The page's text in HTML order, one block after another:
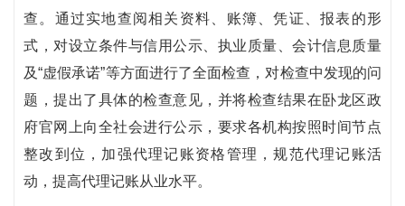
查。通过实地查阅相关资料、账簿、凭证、报表的形
式，对设立条件与信用公示、执业质量、会计信息质量
及“虚假承诺”等方面进行了全面检查，对检查中发现的问
题，提出了具体的检查意见，并将检查结果在卧龙区政
府官网上向全社会进行公示，要求各机构按照时间节点
整改到位，加强代理记账资格管理，规范代理记账活
动，提高代理记账从业水平。